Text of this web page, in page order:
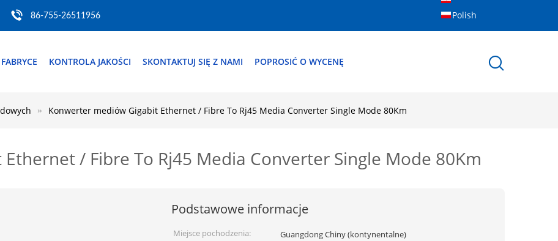
86-755-26511956 Polish
KONTROLA JAKOŚCI SKONTAKTUJ SIĘ Z NAMI POPROSIĆ O WYCENĘ
Konwerter mediów Gigabit Ethernet / Fibre To Rj45 Media Converter Single Mode 80Km
/ Fibre To Rj45 Media Converter Single Mode 80Km
Podstawowe informacje
Miejsce pochodzenia:
Guangdong Chiny (kontynentalne)